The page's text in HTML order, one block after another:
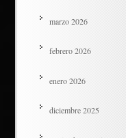
marzo 2026
febrero 2026
enero 2026
diciembre 2025